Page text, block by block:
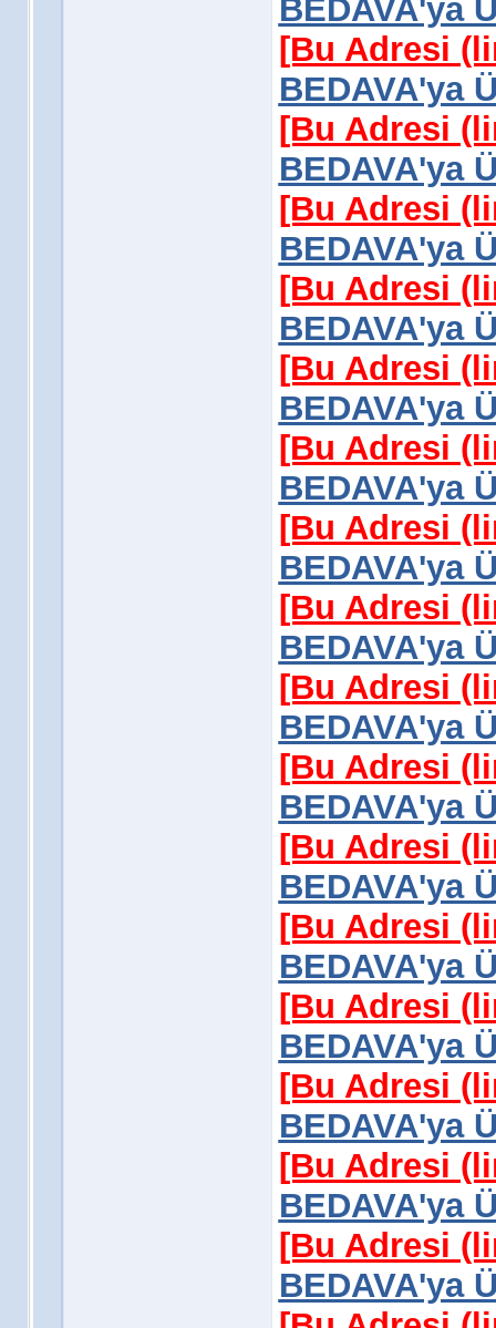
BEDAVA'ya
[Bu Adresi
BEDAVA'ya
[Bu Adresi
BEDAVA'ya
[Bu Adresi
BEDAVA'ya
[Bu Adresi
BEDAVA'ya
[Bu Adresi
BEDAVA'ya
[Bu Adresi
BEDAVA'ya
[Bu Adresi
BEDAVA'ya
[Bu Adresi
BEDAVA'ya
[Bu Adresi
BEDAVA'ya
[Bu Adresi
BEDAVA'ya
[Bu Adresi
BEDAVA'ya
[Bu Adresi
BEDAVA'ya
[Bu Adresi
BEDAVA'ya
[Bu Adresi
BEDAVA'ya
[Bu Adresi
BEDAVA'ya
[Bu Adresi
BEDAVA'ya